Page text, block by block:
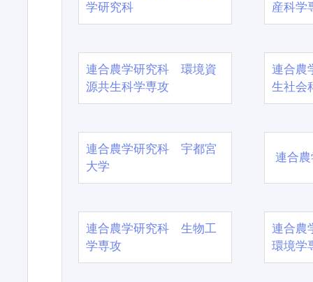
学研究科
産科学
連合農学研究科 環境資
源共生科学専攻
連合農
生社会
連合農学研究科 宇都宮
大学
連合
連合農学研究科 生物工
学専攻
連合農
環境学